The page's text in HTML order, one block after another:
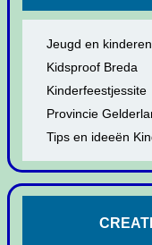
Jeugd en
Kidsproof Breda
Kinderfeestjessite
Provincie
Tips en ideeën